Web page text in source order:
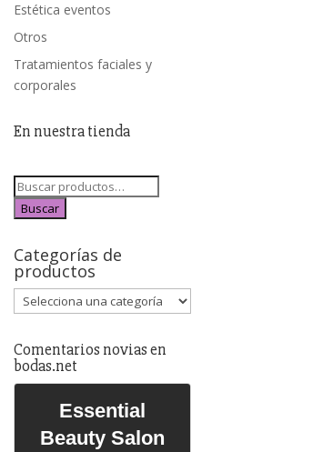
Estética eventos
Otros
Tratamientos faciales y
corporales
En nuestra tienda
Buscar
Categorías de
productos
Comentarios novias en
bodas.net
Essential
Beauty Salon